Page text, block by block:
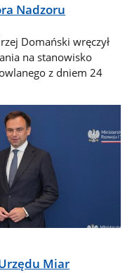
Nadzoru
Domański wręczył
na stanowisko
z dniem 24
Miar